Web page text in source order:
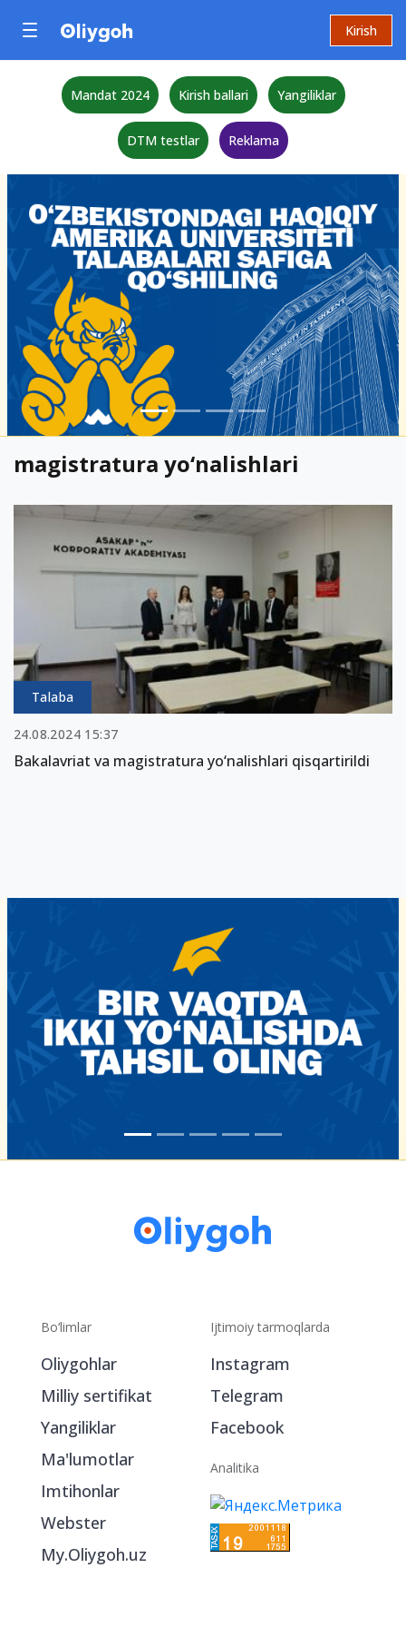
Kirish
Mandat 2024 Kirish ballari Yangiliklar
DTM testlar Reklama
magistratura yo‘nalishlari
Talaba
24.08.2024 15:37
Bakalavriat va magistratura yo‘nalishlari qisqartirildi
Bo‘limlar
Oliygohlar
Milliy sertifikat
Yangiliklar
Ma'lumotlar
Imtihonlar
Webster
My.Oliygoh.uz
Ijtimoiy tarmoqlarda
Instagram
Telegram
Facebook
Analitika